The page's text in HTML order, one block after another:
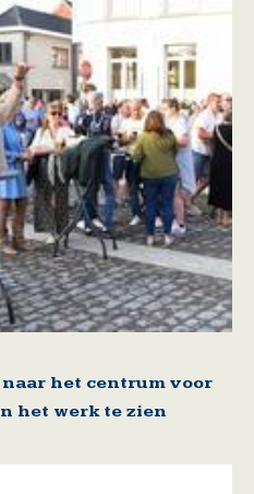
het centrum voor
het werk te zien